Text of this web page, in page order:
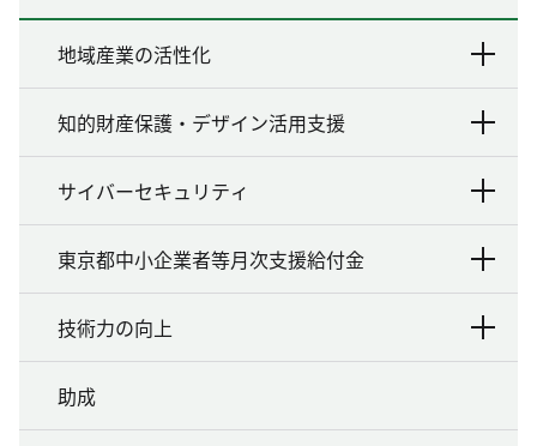
地域産業の活性化
知的財産保護・デザイン活用支援
サイバーセキュリティ
東京都中小企業者等月次支援給付金
技術力の向上
助成